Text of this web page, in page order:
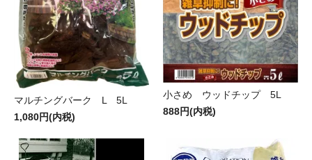
マルチングバーク L 5L
1,080円(内税)
小さめ ウッドチップ 5L
888円(内税)